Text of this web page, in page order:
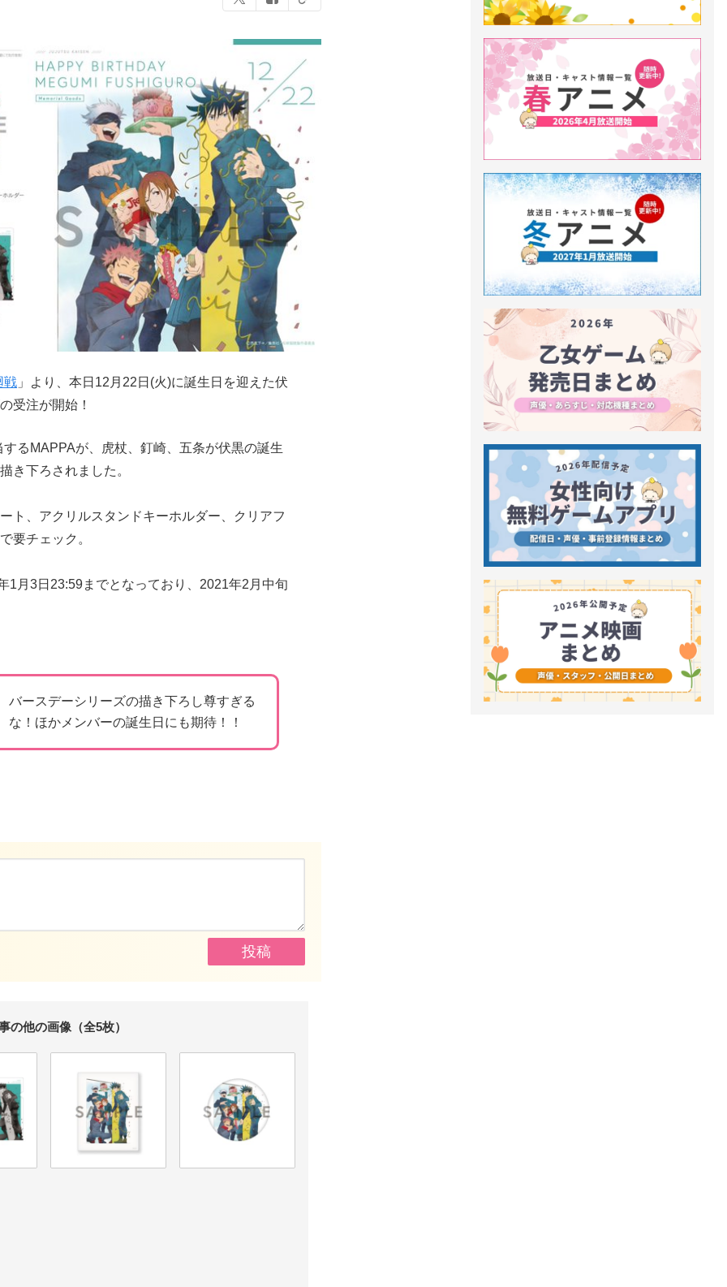
戦 」より、本日12月22日(火)に誕生日を迎えた伏
受注が開始！
るMAPPAが、虎杖、釘崎、五条が伏黒の誕生
き下ろされました。
ト、アクリルスタンドキーホルダー、クリアフ
要チェック。
1月3日23:59までとなっており、2021年2月中旬
バースデーシリーズの描き下ろし尊すぎる
な！ほかメンバーの誕生日にも期待！！
の他の画像（全5枚）